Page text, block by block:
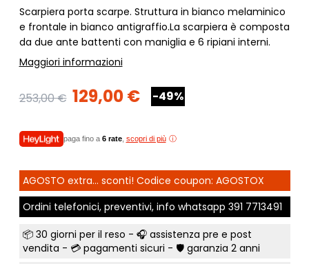
Scarpiera porta scarpe. Struttura in bianco melaminico
e frontale in bianco antigraffio.La scarpiera è composta
da due ante battenti con maniglia e 6 ripiani interni.
Maggiori informazioni
253,00 € 129,00 € -49%
paga fino a 6 rate, scopri di più
AGOSTO extra... sconti! Codice coupon: AGOSTOX
Ordini telefonici, preventivi, info whatsapp 391 7713491
📦 30 giorni per il reso - 🎧 assistenza pre e post
vendita - 💳 pagamenti sicuri - 🛡️ garanzia 2 anni